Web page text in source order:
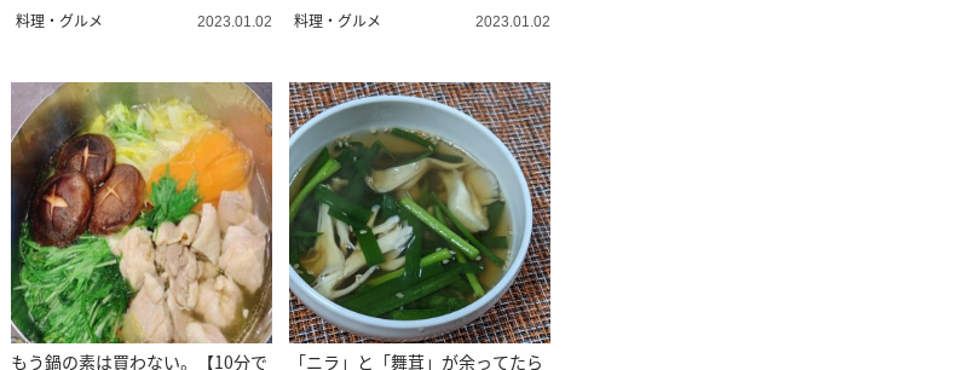
料理・グルメ 2023.01.02 料理・グルメ 2023.01.02
もう鍋の素は買わない。【10分で
「ニラ」と「舞茸」が余ってたら